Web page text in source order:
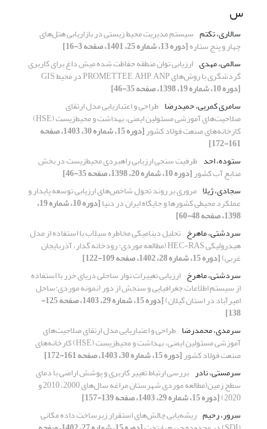
س
سالاری، تکتم سیستم مدیریت محیط زیستی در بازاریابی هتل‌های
چهار و پنج ستاره[دوره 13، شماره 25، 1401، صفحه 3-16]
سالمی، مهدی ارزیابی توان منطقه حفاظت شده میش داغ برای کاربری
گردشگری با روش‌های PROMETTEE, AHP, ANP در محیط GIS
[دوره 10، شماره 19، 1398، صفحه 35-46]
سامری کمریی، حمیدرضا طراحی و اعتباریابی مدل ارتقای
صلاحیت‌های آموزشی مسئولین ایمنی، بهداشت و محیط‌زیست (HSE)
کارخانه‌های صنعت فولاد کشور [دوره 15، شماره 30، 1403، صفحه
161-172]
ستوده، احد ظرفیت سنجی ارزیابی راهبردی محیط‌زیست در بخش
منابع آب کشور[دوره 10، شماره 20، 1398، صفحه 35-46]
سجادی، ژیلا مروری بر روند تحول شاخص‌های ارزیابی توسعه پایدار و
عملکرد محیطی کشورها و جایگاه ایران در دنیا [دوره 10، شماره 19،
1398، صفحه 48-60]
سردشتی، ماهرخ تحلیل دینامیکی مخاطره سیلاب با استفاده از مدل
هیدرولیکی HEC-RAS (مطالعه موردی: رودخانه‌ گدار، آذربایجان
غربی)[دوره 15، شماره 28، 1402، صفحه 109-122]
سردشتی، ماهرخ ارزیابی تغییرات نوار ساحلی دریای خزر با استفاده
از سیستم اطلاعات جغرافیایی و سنجش از دور (نمونه موردی:ساحل
امیرآباد در استان گیلان) [دوره 15، شماره 29، 1403، صفحه 125-
138]
سرمدی، محمدرضا طراحی و اعتباریابی مدل ارتقای صلاحیت‌های
آموزشی مسئولین ایمنی، بهداشت و محیط‌زیست (HSE) کارخانه‌های
صنعت فولاد کشور[دوره 15، شماره 30، 1403، صفحه 161-172]
سرمستی، نادر بررسی ارتباط تغییر کاربری و پوشش اراضی با دمای
سطح زمین(مطالعه موردی شهرستان مراغه سال‌‌‌های 2000، 2010 و
2020) [دوره 15، شماره 29، 1403، صفحه 139-157]
سرور، رحیم ریشه‌یابی چالش‌های استقرار زیرساخت داده مکانی